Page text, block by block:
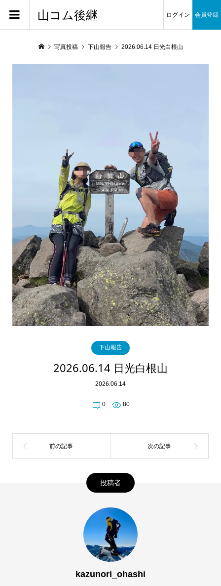
山コム後継 ログイン 会員登録
写真投稿 下山報告 2026.06.14 日光白根山
下山報告
2026.06.14 日光白根山
2026.06.14
0 80
投稿者
kazunori_ohashi